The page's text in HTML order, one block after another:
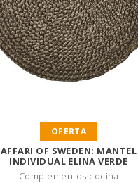
OFERTA
AFFARI OF SWEDEN: MANTEL
INDIVIDUAL ELINA VERDE
Complementos cocina